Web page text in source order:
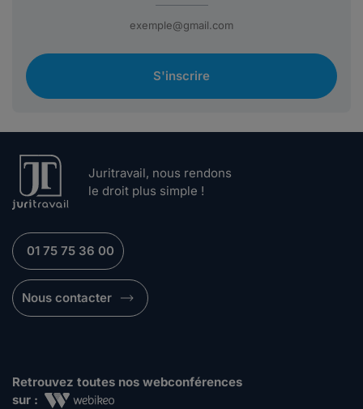
S'inscrire
Juritravail, nous rendons
le droit plus simple !
01 75 75 36 00
Nous contacter
Retrouvez toutes nos webconférences
sur :